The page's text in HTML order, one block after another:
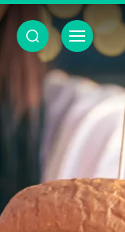
de navigation du
Menu